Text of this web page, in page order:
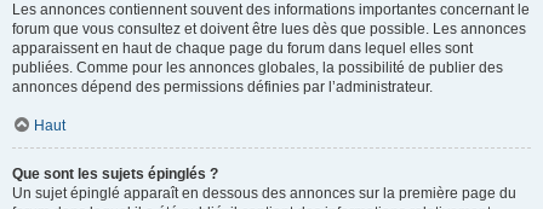
Les annonces contiennent souvent des informations importantes concernant le
forum que vous consultez et doivent être lues dès que possible. Les annonces
apparaissent en haut de chaque page du forum dans lequel elles sont
publiées. Comme pour les annonces globales, la possibilité de publier des
annonces dépend des permissions définies par l’administrateur.
Haut
Que sont les sujets épinglés ?
Un sujet épinglé apparaît en dessous des annonces sur la première page du